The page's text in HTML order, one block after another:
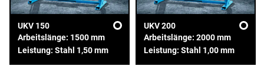
UKV 150
Arbeitslänge: 1500 mm
Leistung: Stahl 1,50 mm
UKV 200
Arbeitslänge: 2000 mm
Leistung: Stahl 1,00 mm